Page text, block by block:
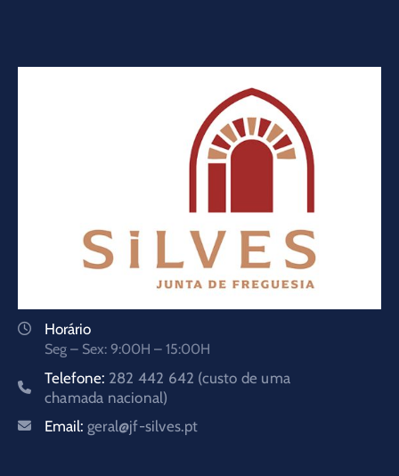
Horário
Seg – Sex: 9:00H – 15:00H
Telefone: 282 442 642 (custo de uma
chamada nacional)
Email: geral@jf-silves.pt